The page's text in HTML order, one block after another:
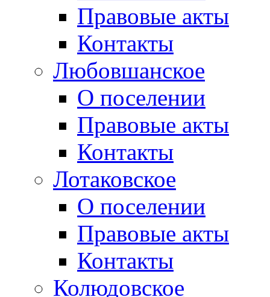
Правовые акты
Контакты
Любовшанское
О поселении
Правовые акты
Контакты
Лотаковское
О поселении
Правовые акты
Контакты
Колюдовское